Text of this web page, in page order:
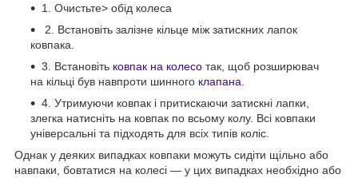
1. Очистьте> обід колеса
2. Встановіть залізне кільце між затискних лапок
ковпака.
3. Встановіть ковпак на колесо так, щоб розширювач
на кільці був навпроти шинного клапана
4. Утримуючи ковпак і притискаючи затискні лапки,
злегка натисніть на ковпак по всьому колу. Всі ковпаки
універсальні та підходять для всіх типів коліс.
Однак у деяких випадках ковпаки можуть сидіти щільно або
навпаки, бовтатися на колесі — у цих випадках необхідно або